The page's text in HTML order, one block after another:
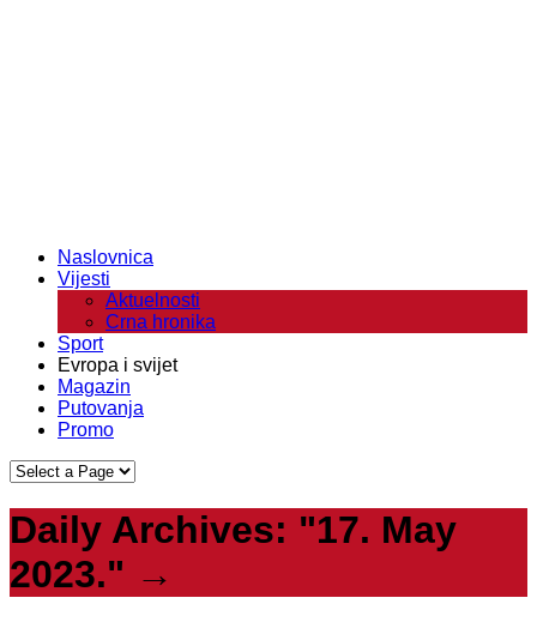
Naslovnica
Vijesti
Aktuelnosti
Crna hronika
Sport
Evropa i svijet
Magazin
Putovanja
Promo
Daily Archives: "17. May
2023." →